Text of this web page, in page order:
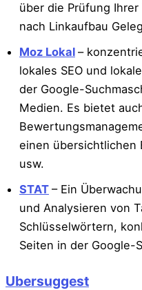
über die Prüfung
nach Linkaufbau
Moz Lokal –
lokales SEO und
der Google-
Medien. Es bietet
einen übersichtlichen
usw.
STAT – Ein
und Analysieren von
Schlüsselwörtern,
Seiten in der Google-
Ubersuggest